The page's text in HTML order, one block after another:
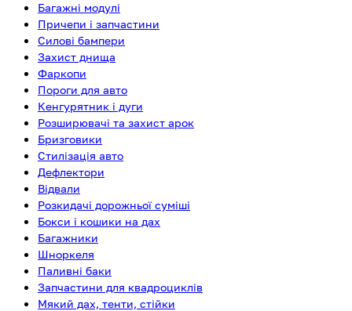
Багажні модулі
Причепи і запчастини
Силові бампери
Захист днища
Фаркопи
Пороги для авто
Кенгурятник і дуги
Розширювачі та захист арок
Бризговики
Стилізація авто
Дефлектори
Відвали
Розкидачі дорожньої суміші
Бокси і кошики на дах
Багажники
Шноркеля
Паливні баки
Запчастини для квадроциклів
Мякий дах, тенти, стійки